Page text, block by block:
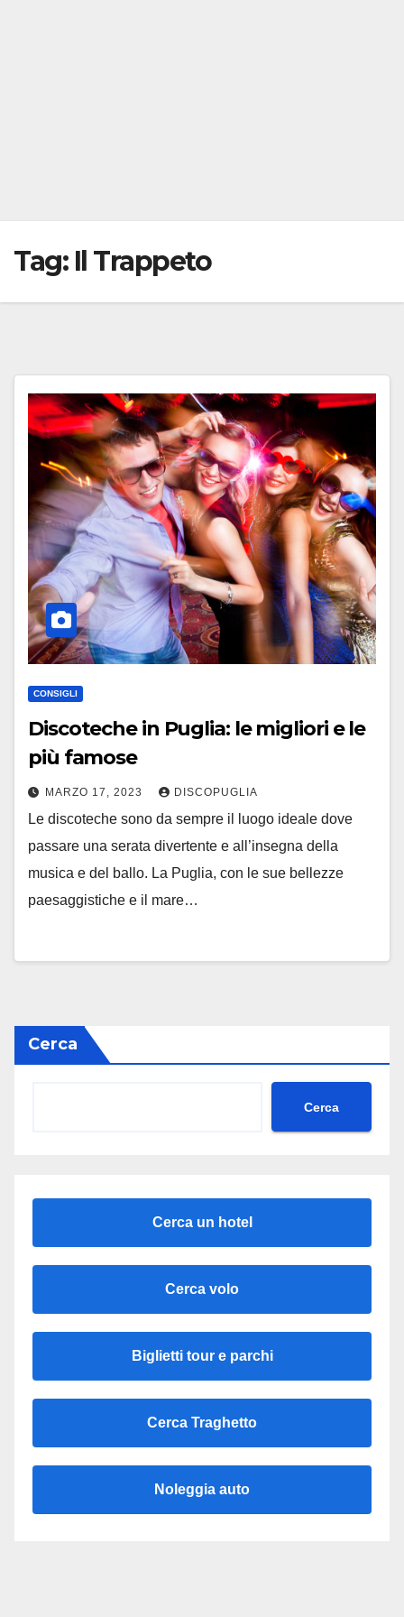
Tag: Il Trappeto
CONSIGLI
Discoteche in Puglia: le migliori e le
più famose
MARZO 17, 2023 DISCOPUGLIA
Le discoteche sono da sempre il luogo ideale dove
passare una serata divertente e all’insegna della
musica e del ballo. La Puglia, con le sue bellezze
paesaggistiche e il mare…
Cerca
Cerca
Cerca un hotel
Cerca volo
Biglietti tour e parchi
Cerca Traghetto
Noleggia auto